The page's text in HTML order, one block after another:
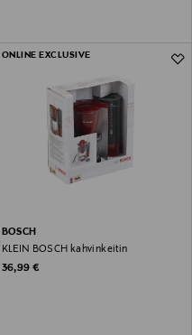
ONLINE EXCLUSIVE
BOSCH
KLEIN BOSCH kahvinkeitin
Original Price
36,99 €